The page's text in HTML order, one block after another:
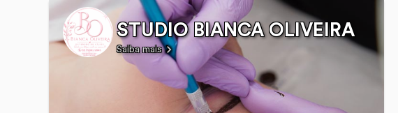
STUDIO BIANCA OLIVEIRA
Saiba mais